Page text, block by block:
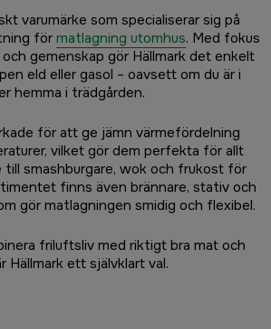
varumärke som specialiserar sig på
för matlagning utomhus. Med fokus
gemenskap gör Hällmark det enkelt
eld eller gasol – oavsett om du är i
hemma i trädgården.
för att ge jämn värmefördelning
vilket gör dem perfekta för allt
till smashburgare, wok och frukost för
finns även brännare, stativ och
gör matlagningen smidig och flexibel.
friluftsliv med riktigt bra mat och
Hällmark ett självklart val.